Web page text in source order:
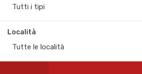
Tutti i tipi
Località
Tutte le località